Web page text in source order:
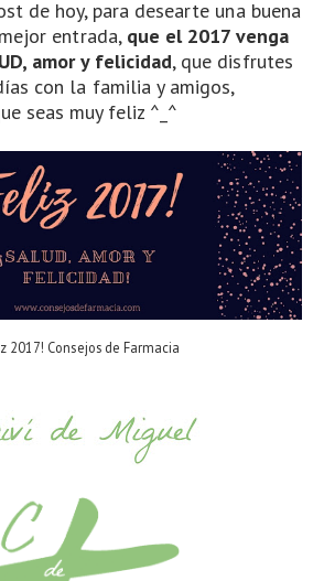
de hoy, para desearte una buena
entrada, que el 2017 venga
amor y felicidad, que disfrutes
con la familia y amigos,
seas muy feliz ^_^
2017! Consejos de Farmacia